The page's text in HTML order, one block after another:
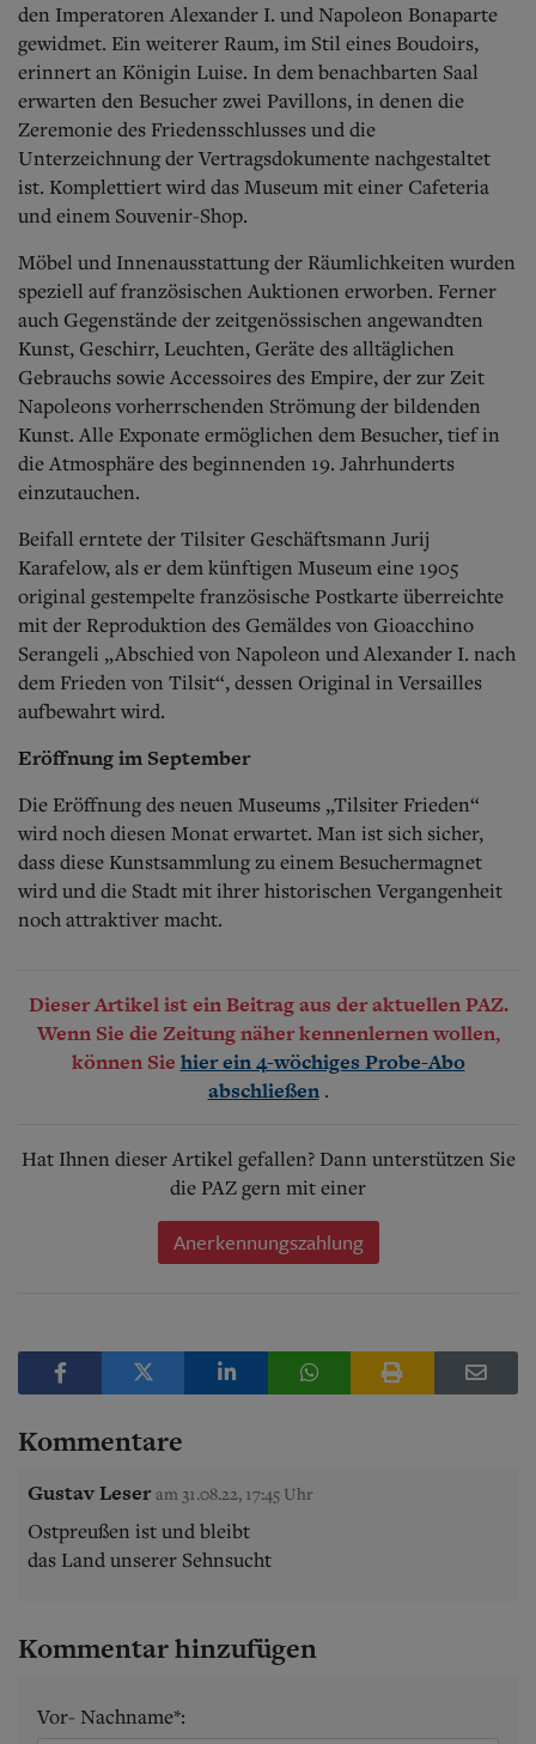
den Imperatoren Alexander I. und Napoleon Bonaparte
gewidmet. Ein weiterer Raum, im Stil eines Boudoirs,
erinnert an Königin Luise. In dem benachbarten Saal
erwarten den Besucher zwei Pavillons, in denen die
Zeremonie des Friedensschlusses und die
Unterzeichnung der Vertragsdokumente nachgestaltet
ist. Komplettiert wird das Museum mit einer Cafeteria
und einem Souvenir-Shop.
Möbel und Innenausstattung der Räumlichkeiten wurden
speziell auf französischen Auktionen erworben. Ferner
auch Gegenstände der zeitgenössischen angewandten
Kunst, Geschirr, Leuchten, Geräte des alltäglichen
Gebrauchs sowie Accessoires des Empire, der zur Zeit
Napoleons vorherrschenden Strömung der bildenden
Kunst. Alle Exponate ermöglichen dem Besucher, tief in
die Atmosphäre des beginnenden 19. Jahrhunderts
einzutauchen.
Beifall erntete der Tilsiter Geschäftsmann Jurij
Karafelow, als er dem künftigen Museum eine 1905
original gestempelte französische Postkarte überreichte
mit der Reproduktion des Gemäldes von Gioacchino
Serangeli „Abschied von Napoleon und Alexander I. nach
dem Frieden von Tilsit“, dessen Original in Versailles
aufbewahrt wird.
Eröffnung im September
Die Eröffnung des neuen Museums „Tilsiter Frieden“
wird noch diesen Monat erwartet. Man ist sich sicher,
dass diese Kunstsammlung zu einem Besuchermagnet
wird und die Stadt mit ihrer historischen Vergangenheit
noch attraktiver macht.
Dieser Artikel ist ein Beitrag aus der aktuellen PAZ.
Wenn Sie die Zeitung näher kennenlernen wollen,
können Sie hier ein 4-wöchiges Probe-Abo
abschließen .
Hat Ihnen dieser Artikel gefallen? Dann unterstützen Sie
die PAZ gern mit einer
Anerkennungszahlung
Kommentare
Gustav Leser am 31.08.22, 17:45 Uhr
Ostpreußen ist und bleibt
das Land unserer Sehnsucht
Kommentar hinzufügen
Vor- Nachname*: